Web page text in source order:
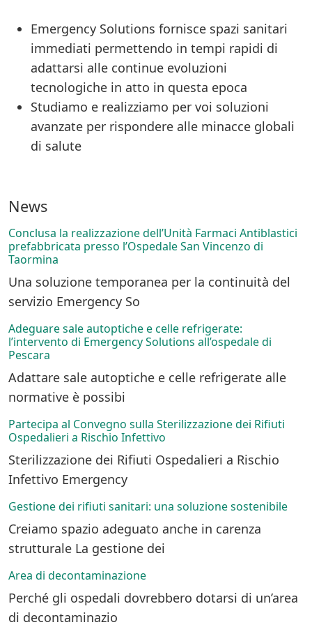
Emergency Solutions fornisce spazi sanitari
immediati permettendo in tempi rapidi di
adattarsi alle continue evoluzioni
tecnologiche in atto in questa epoca
Studiamo e realizziamo per voi soluzioni
avanzate per rispondere alle minacce globali
di salute
News
Conclusa la realizzazione dell’Unità Farmaci Antiblastici
prefabbricata presso l’Ospedale San Vincenzo di
Taormina
Una soluzione temporanea per la continuità del
servizio Emergency So
Adeguare sale autoptiche e celle refrigerate:
l’intervento di Emergency Solutions all’ospedale di
Pescara
Adattare sale autoptiche e celle refrigerate alle
normative è possibi
Partecipa al Convegno sulla Sterilizzazione dei Rifiuti
Ospedalieri a Rischio Infettivo
Sterilizzazione dei Rifiuti Ospedalieri a Rischio
Infettivo Emergency
Gestione dei rifiuti sanitari: una soluzione sostenibile
Creiamo spazio adeguato anche in carenza
strutturale La gestione dei
Area di decontaminazione
Perché gli ospedali dovrebbero dotarsi di un’area
di decontaminazio